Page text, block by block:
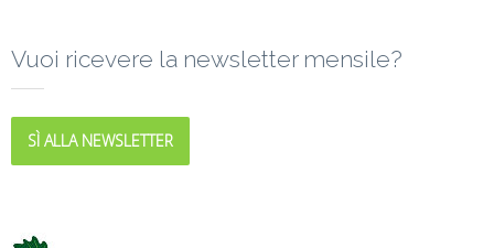
Vuoi ricevere la newsletter mensile?
SÌ ALLA NEWSLETTER